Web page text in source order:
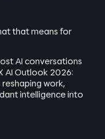
that means for
AI conversations
AI Outlook 2026:
work,
intelligence into